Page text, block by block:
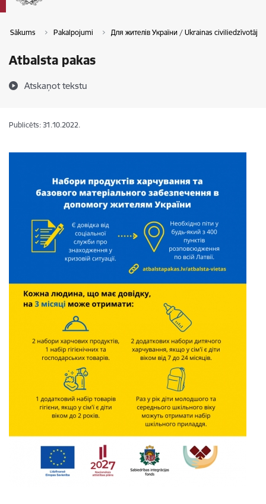
Sākums Pakalpojumi Для жителів України / Ukrainas
Atbalsta pakas
Atskaņot tekstu
Publicēts: 31.10.2022.